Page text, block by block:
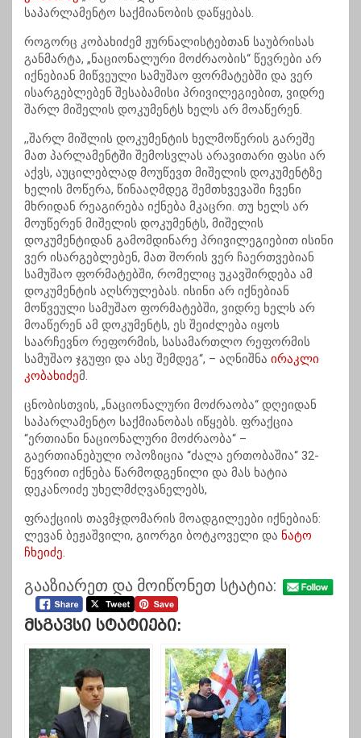
საპარლამენტო საქმიანობის დაწყებას.
როგორც კობახიძემ ჟურნალისტებთან საუბრისას
განმარტა, „ნაციონალური მოძრაობის“ წევრები არ
იქნებიან მიწვეული სამუშაო ფორმატებში და ვერ
ისარგებლებენ შესაბამისი პრივილეგიებით, ვიდრე
შარლ მიშელის დოკუმენტს ხელს არ მოაწერენ.
,,შარლ მიშლის დოკუმენტის ხელმოწერის გარეშე
მათ პარლამენტში შემოსვლას არავითარი ფასი არ
აქვს, აუცილებლად მოუწევთ მიშელის დოკუმენტზე
ხელის მოწერა, წინააღმდეგ შემთხვევაში ჩვენი
მხრიდან რეაგირება იქნება მკაცრი. თუ ხელს არ
მოუწერენ მიშელის დოკუმენტს, მიშელის
დოკუმენტიდან გამომდინარე პრივილეგიებით ისინი
ვერ ისარგებლებენ, მათ შორის ვერ ჩაერთვებიან
სამუშაო ფორმატებში, რომელიც უკავშირდება ამ
დოკუმენტის აღსრულებას. ისინი არ იქნებიან
მოწვეული სამუშაო ფორმატებში, ვიდრე ხელს არ
მოაწერენ ამ დოკუმენტს, ეს შეიძლება იყოს
საარჩევნო რეფორმის, სასამართლო რეფორმის
სამუშაო ჯგუფი და ასე შემდეგ“, – აღნიშნა ირაკლი
კობახიძემ.
ცნობისთვის, „ნაციონალური მოძრაობა“ დღეიდან
საპარლამენტო საქმიანობას იწყებს. ფრაქცია
“ერთიანი ნაციონალური მოძრაობა“ –
გაერთიანებული ოპოზიცია “ძალა ერთობაშია“ 32-
წევრით იქნება წარმოდგენილი და მას ხატია
დეკანოიძე უხელმძღვანელებს,
ფრაქციის თავმჯდომარის მოადგილეები იქნებიან:
ლევან ბეჟაშვილი, გიორგი ბოტკოველი და ნატო
ჩხეიძე.
გააზიარეთ და მოიწონეთ სტატია:
Მსგავსი Სტატიები: